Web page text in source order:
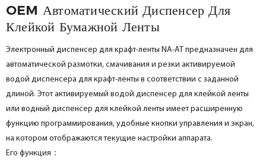
OEM Автоматический Диспенсер Для
Клейкой Бумажной Ленты
Электронный диспенсер для крафт-ленты NA-AT предназначен для
автоматической размотки, смачивания и резки активируемой
водой диспенсера для крафт-ленты в соответствии с заданной
длиной. Этот активируемый водой диспенсер для клейкой ленты
или водный диспенсер для клейкой ленты имеет расширенную
функцию программирования, удобные кнопки управления и экран,
на котором отображаются текущие настройки аппарата.
Его функция：